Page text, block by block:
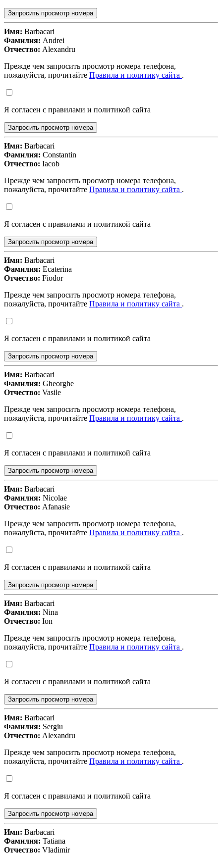
Запросить просмотр номера
Имя: Barbacari
Фамилия: Andrei
Отчество: Alexandru
Прежде чем запросить просмотр номера телефона,
пожалуйста, прочитайте Правила и политику сайта .
Я согласен с правилами и политикой сайта
Запросить просмотр номера
Имя: Barbacari
Фамилия: Constantin
Отчество: Iacob
Прежде чем запросить просмотр номера телефона,
пожалуйста, прочитайте Правила и политику сайта .
Я согласен с правилами и политикой сайта
Запросить просмотр номера
Имя: Barbacari
Фамилия: Ecaterina
Отчество: Fiodor
Прежде чем запросить просмотр номера телефона,
пожалуйста, прочитайте Правила и политику сайта .
Я согласен с правилами и политикой сайта
Запросить просмотр номера
Имя: Barbacari
Фамилия: Gheorghe
Отчество: Vasile
Прежде чем запросить просмотр номера телефона,
пожалуйста, прочитайте Правила и политику сайта .
Я согласен с правилами и политикой сайта
Запросить просмотр номера
Имя: Barbacari
Фамилия: Nicolae
Отчество: Afanasie
Прежде чем запросить просмотр номера телефона,
пожалуйста, прочитайте Правила и политику сайта .
Я согласен с правилами и политикой сайта
Запросить просмотр номера
Имя: Barbacari
Фамилия: Nina
Отчество: Ion
Прежде чем запросить просмотр номера телефона,
пожалуйста, прочитайте Правила и политику сайта .
Я согласен с правилами и политикой сайта
Запросить просмотр номера
Имя: Barbacari
Фамилия: Sergiu
Отчество: Alexandru
Прежде чем запросить просмотр номера телефона,
пожалуйста, прочитайте Правила и политику сайта .
Я согласен с правилами и политикой сайта
Запросить просмотр номера
Имя: Barbacari
Фамилия: Tatiana
Отчество: Vladimir